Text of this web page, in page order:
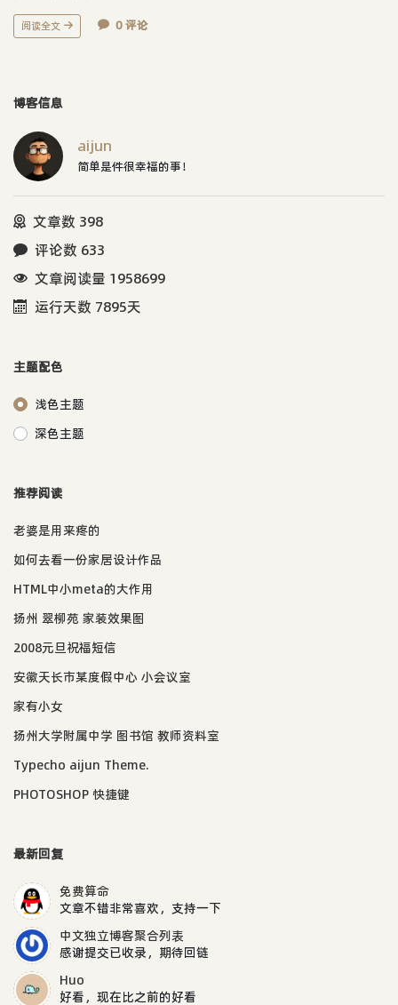
阅读全文 0 评论
博客信息
aijun
简单是件很幸福的事！
文章数 398
评论数 633
文章阅读量 1958699
运行天数 7895天
主题配色
浅色主题
深色主题
推荐阅读
老婆是用来疼的
如何去看一份家居设计作品
HTML中小meta的大作用
扬州 翠柳苑 家装效果图
2008元旦祝福短信
安徽天长市某度假中心 小会议室
家有小女
扬州大学附属中学 图书馆 教师资料室
Typecho aijun Theme.
PHOTOSHOP 快捷键
最新回复
免费算命
文章不错非常喜欢，支持一下
中文独立博客聚合列表
感谢提交已收录，期待回链
Huo
好看，现在比之前的好看